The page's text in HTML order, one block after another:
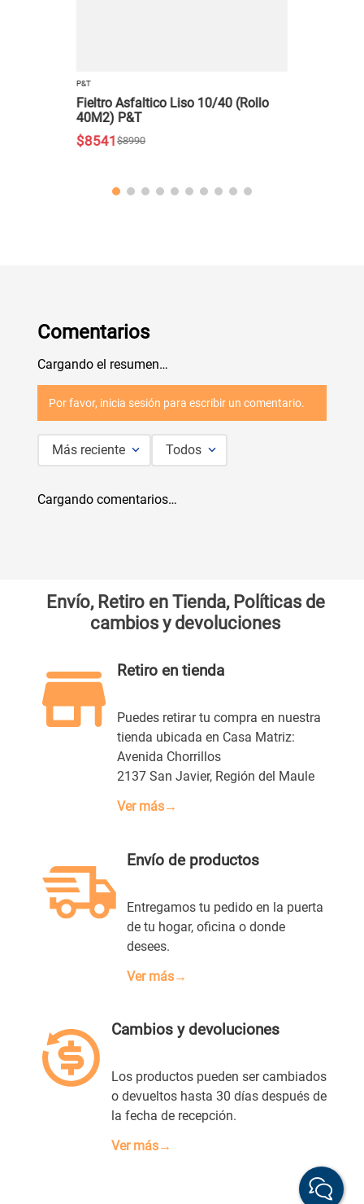
P&T
Fieltro Asfaltico Liso 10/40 (Rollo
40M2) P&T
$8990
$8541
Comentarios
Cargando el resumen…
Por favor, inicia sesión para escribir un comentario.
Más reciente Todos
Cargando comentarios…
Envío, Retiro en Tienda, Políticas de
cambios y devoluciones
Retiro en tienda
Puedes retirar tu compra en nuestra
tienda ubicada en Casa Matriz:
Avenida Chorrillos
2137 San Javier, Región del Maule
Ver más→
Envío de productos
Entregamos tu pedido en la puerta
de tu hogar, oficina o donde
desees.
Ver más→
Cambios y devoluciones
Los productos pueden ser cambiados
o devueltos hasta 30 días después de
la fecha de recepción.
Ver más→